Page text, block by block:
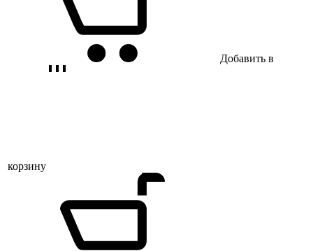
Добавить в
корзину